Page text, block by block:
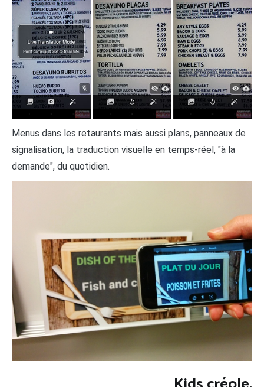
Menus dans les retaurants mais aussi plans, panneaux de
signalisation, la traduction visuelle en temps-réel, "à la
demande", du quotidien.